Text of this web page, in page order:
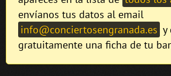
envíanos tus datos al email
info@conciertosengranada.es y
gratuitamente una ficha de tu